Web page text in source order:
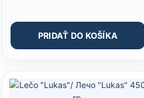
PRIDAŤ DO KOŠÍKA